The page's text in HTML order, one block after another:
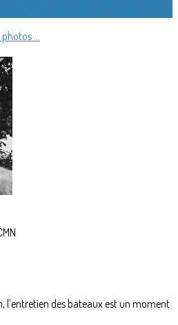
...
l’entretien des bateaux est un moment